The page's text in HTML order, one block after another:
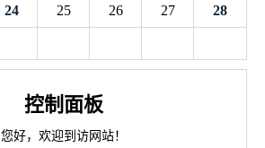
24 25 26 27 28
控制面板
您好，欢迎到访网站！